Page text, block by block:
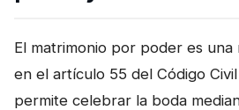
El matrimonio por poder es una
en el artículo 55 del Código
permite celebrar la boda